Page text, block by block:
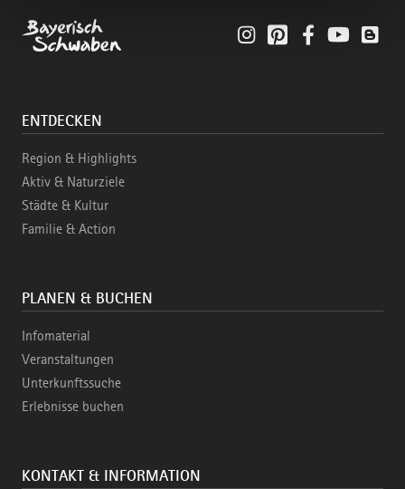
InstagramPinterestFacebookYouTube
ENTDECKEN
Region & Highlights
Aktiv & Naturziele
Städte & Kultur
Familie & Action
PLANEN & BUCHEN
Infomaterial
Veranstaltungen
Unterkunftssuche
Erlebnisse buchen
KONTAKT & INFORMATION